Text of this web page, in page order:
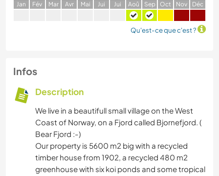
Jan Fév Mar Avr Mai Jui Jui Aoû Sep Oct Nov Déc
Qu'est-ce que c'est ?
Infos
Description
We live in a beautifull small village on the West
Coast of Norway, on a Fjord called Bjornefjord. (
Bear Fjord :-)
Our property is 5600 m2 big with a recycled
timber house from 1902, a recycled 480 m2
greenhouse with six koi ponds and some tropical